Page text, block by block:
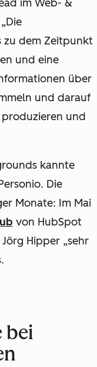
im Web- &
zu dem Zeitpunkt
und eine
über
und darauf
und
kannte
Die
Monate: Im Mai
von HubSpot
Hipper „sehr
bei